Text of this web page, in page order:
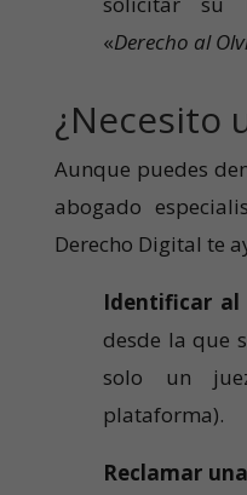
«Derecho al
¿Necesito
Aunque puedes
abogado
Derecho Digital te
Identificar al
desde la que
solo un
plataforma).
Reclamar